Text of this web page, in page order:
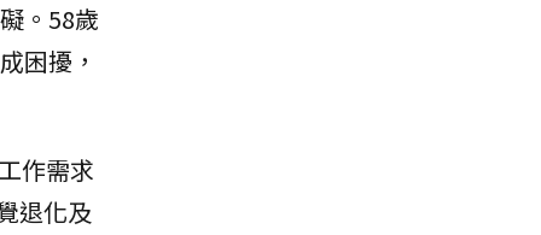
。58歲
困擾，
作需求
退化及